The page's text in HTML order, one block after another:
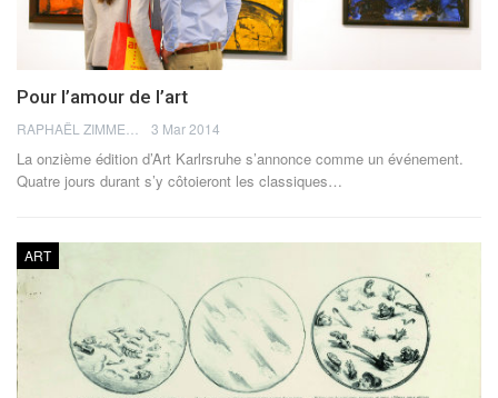
Pour l’amour de l’art
3 Mar 2014
La onzième édition d’Art Karlrsruhe s’annonce comme un événement.
Quatre jours durant s’y côtoieront les classiques…
ART